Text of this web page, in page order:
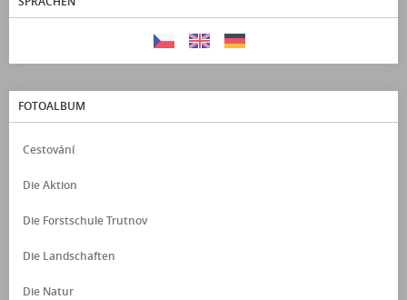
FOTOALBUM
Cestování
Die Aktion
Die Forstschule Trutnov
Die Landschaften
Die Natur